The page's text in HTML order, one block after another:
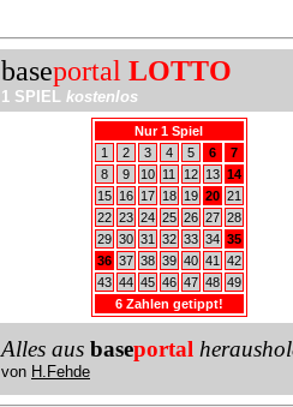
baseportal LOTTO
1 SPIEL kostenlos
Nur 1 Spiel
1
2 3 4 5 6
7
8
9 10 11 12 13 14
15
16 17 18 19 20 21
22 23 24 25 26 27 28
29 30 31 32 33 34 35
36 37 38 39 40 41
42
43 44 45 46 47 48 49
6 Zahlen getippt!
Alles aus baseportal
von H.Fehde